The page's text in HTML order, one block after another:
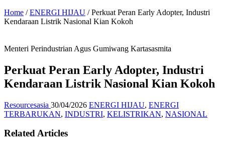
Home / ENERGI HIJAU / Perkuat Peran Early Adopter, Industri
Kendaraan Listrik Nasional Kian Kokoh
Menteri Perindustrian Agus Gumiwang Kartasasmita
Perkuat Peran Early Adopter, Industri
Kendaraan Listrik Nasional Kian Kokoh
Resourcesasia 30/04/2026 ENERGI HIJAU, ENERGI
TERBARUKAN, INDUSTRI, KELISTRIKAN, NASIONAL
Related Articles